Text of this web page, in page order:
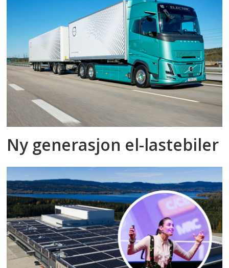
Ny generasjon el-lastebiler